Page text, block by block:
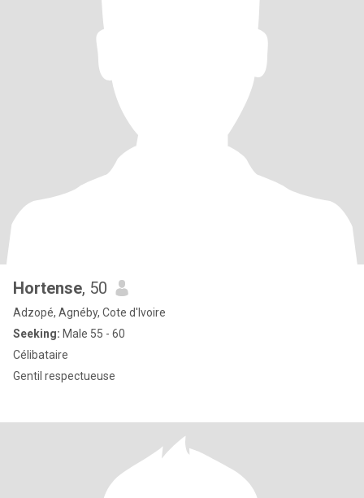
Hortense, 50
Adzopé, Agnéby, Cote d'Ivoire
Seeking: Male 55 - 60
Célibataire
Gentil respectueuse